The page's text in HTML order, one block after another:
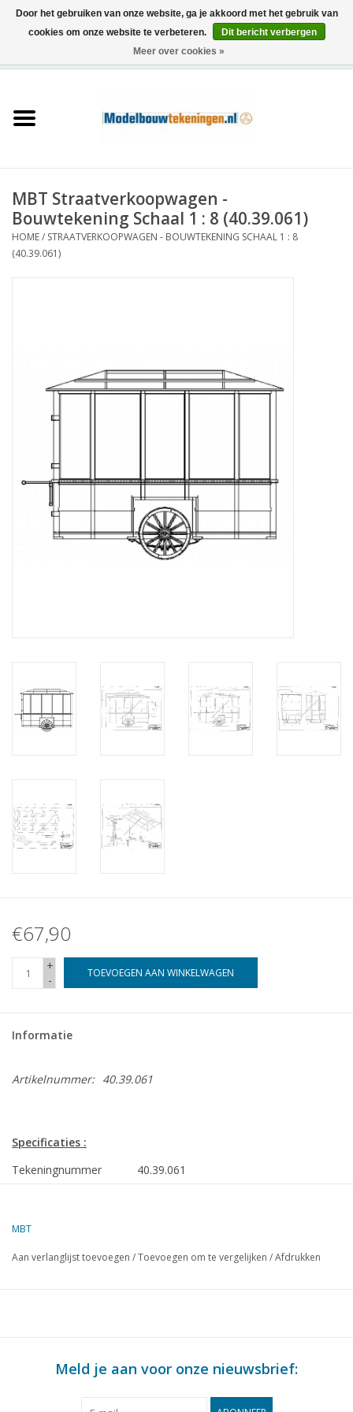
Schepen
Houtbouw
Scenery
Tijdschriften
NIEUWE TIJDSCHRIFTEN
ABONNEMENT DE
MODELBOUWER
MBT Straatverkoopwagen -
Bouwtekening Schaal 1 : 8 (40.39.061)
HOME/ STRAATVERKOOPWAGEN - BOUWTEKENING SCHAAL 1 : 8
(40.39.061)
€67,90
+
-
TOEVOEGEN AAN WINKELWAGEN
Informatie
Artikelnummer: 40.39.061
Specificaties :
Tekeningnummer
40.39.061
Omschrijving
Kwaliteit
B
Aantal bladen A0
0
MBT
Aan verlanglijst toevoegen /Toevoegen om te vergelijken /Afdrukken
Meld je aan voor onze nieuwsbrief:
Door het gebruiken van onze website, ga je akkoord met het gebruik van
cookies om onze website te verbeteren.
Dit bericht verbergen
Meer over cookies »